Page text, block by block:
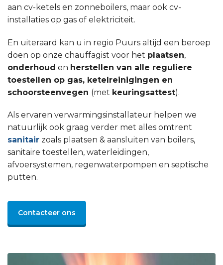
aan cv-ketels en zonneboilers, maar ook cv-
installaties op gas of elektriciteit.
En uiteraard kan u in regio Puurs altijd een beroep
doen op onze chauffagist voor het plaatsen,
onderhoud en herstellen van alle reguliere
toestellen op gas, ketelreinigingen en
schoorsteenvegen (met keuringsattest).
Als ervaren verwarmingsinstallateur helpen we
natuurlijk ook graag verder met alles omtrent
sanitair zoals plaatsen & aansluiten van boilers,
sanitaire toestellen, waterleidingen,
afvoersystemen, regenwaterpompen en septische
putten.
Contacteer ons